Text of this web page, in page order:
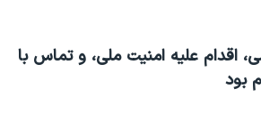
اقدام علیه امنیت ملی، و تماس با
بود